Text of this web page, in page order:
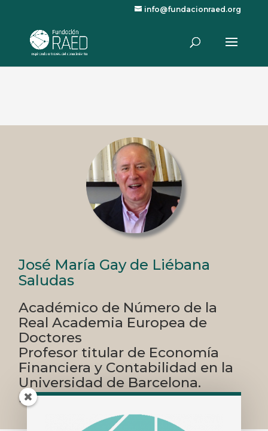
info@fundacionraed.org
José María Gay de Liébana
Saludas
Académico de Número de la
Real Academia Europea de
Doctores
Profesor titular de Economía
Financiera y Contabilidad en la
Universidad de Barcelona.
Doctor en Economía y Derecho